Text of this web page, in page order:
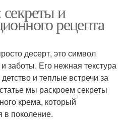
и
рецепта
десерт, это символ
заботы. Его нежная текстура
и теплые встречи за
мы раскроем секреты
крема, который
в поколение.